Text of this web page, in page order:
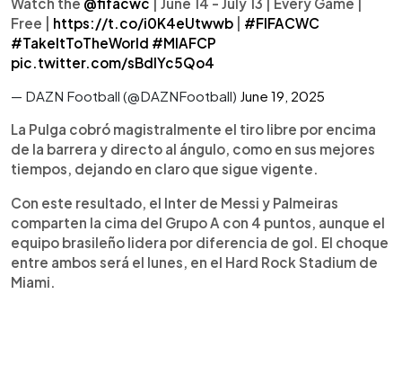
Free | https://t.co/i0K4eUtwwb
#FIFACWC
#TakeItToTheWorld #MIAFCP
pic.twitter.com/sBdlYc5Qo4
— DAZN Football (@DAZNFootball) June 19, 2025
La Pulga cobró magistralmente el tiro libre por encima
de la barrera y directo al ángulo, como en sus mejores
tiempos, dejando en claro que sigue vigente.
Con este resultado, el Inter de Messi y Palmeiras
comparten la cima del Grupo A con 4 puntos, aunque el
equipo brasileño lidera por diferencia de gol. El choque
entre ambos será el lunes, en el Hard Rock Stadium de
Miami.